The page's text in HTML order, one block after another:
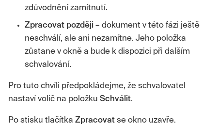
zdůvodnění zamítnutí.
Zpracovat později – dokument v této fázi ještě
neschválí, ale ani nezamítne. Jeho položka
zůstane v okně a bude k dispozici při dalším
schvalování.
Pro tuto chvíli předpokládejme, že schvalovatel
nastaví volič na položku Schválit.
Po stisku tlačítka Zpracovat se okno uzavře.